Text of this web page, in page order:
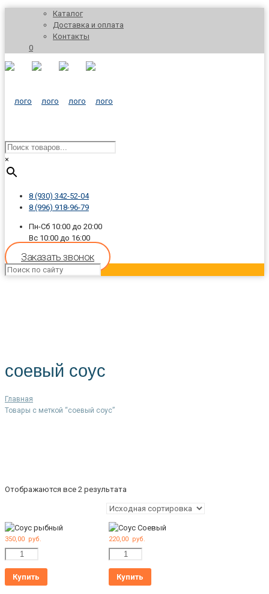
Каталог
Доставка и оплата
Контакты
0
×
8 (930) 342-52-04
8 (996) 918-96-79
Пн-Сб 10:00 до 20:00
Вс 10:00 до 16:00
Заказать звонок
соевый соус
Главная
Товары с меткой “соевый соус”
Отображаются все 2 результата
350,00 руб.
Количество
Купить
220,00 руб.
Количество
Купить